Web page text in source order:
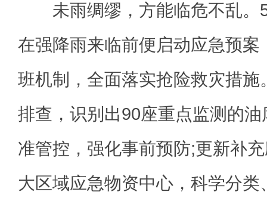
未雨绸缪，方能临危不乱。5
在强降雨来临前便启动应急预案
班机制，全面落实抢险救灾措施
排查，识别出90座重点监测的
准管控，强化事前预防;更新补
大区域应急物资中心，科学分